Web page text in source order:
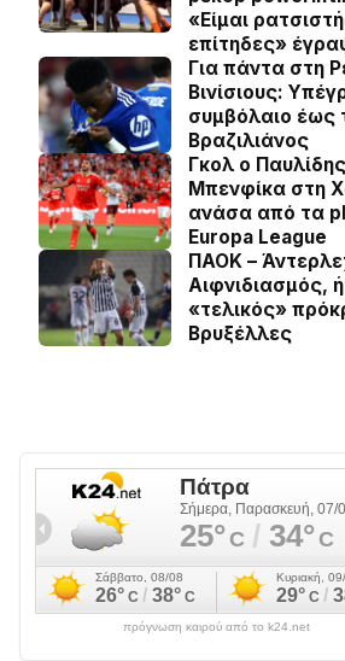
«Είμαι
επίτηδες»
Για πάντα στη
Βινίσιους:
συμβόλαιο έως
Βραζιλιάνος
Γκολ ο
Μπενφίκα στη
ανάσα από τα
Europa League
ΠΑΟΚ –
Αιφνιδιασμός,
«τελικός»
Βρυξέλλες
πρόγνωση καιρού από το k24.net